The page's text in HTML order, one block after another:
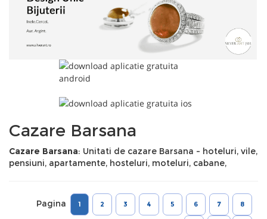
Cazare Barsana
Cazare Barsana: Unitati de cazare Barsana - hoteluri, vile,
pensiuni, apartamente, hosteluri, moteluri, cabane,
Pagina 1 2 3 4 5 6 7 8